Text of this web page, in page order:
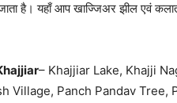
है। यहाँ आप खाज्जिअर झील एवं
– Khajjiar Lake, Khajji
Village, Panch Pandav